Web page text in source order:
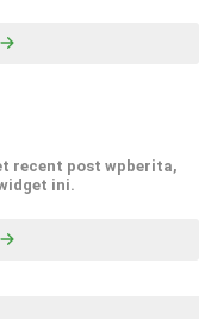
recent post wpberita,
ini.